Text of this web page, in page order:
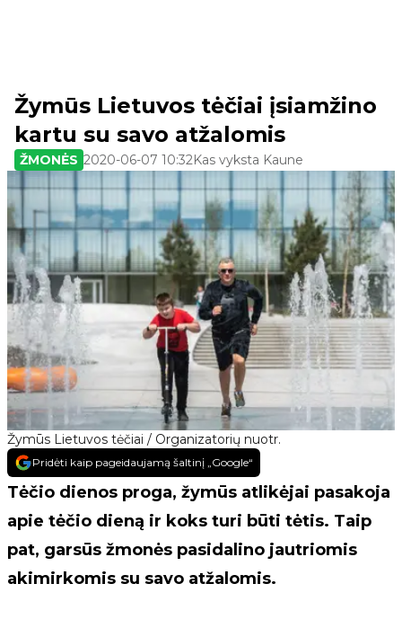
Žymūs Lietuvos tėčiai / Organizatorių nuotr.
Žymūs Lietuvos tėčiai įsiamžino
kartu su savo atžalomis
ŽMONĖS 2020-06-07 10:32Kas vyksta Kaune
Pridėti kaip pageidaujamą šaltinį „Google“
Tėčio dienos proga, žymūs atlikėjai pasakoja
apie tėčio dieną ir koks turi būti tėtis. Taip
pat, garsūs žmonės pasidalino jautriomis
akimirkomis su savo atžalomis.